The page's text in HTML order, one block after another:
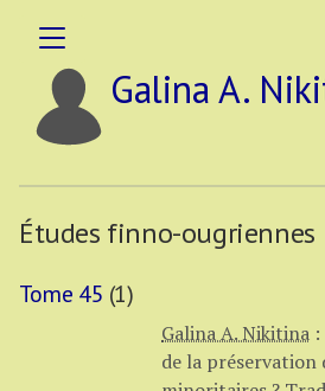
Galina A.
Études finno-ougriennes
Tome 45 (1)
Galina A. Nikitina :
de la préservation